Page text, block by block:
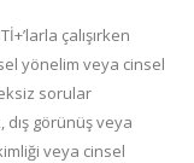
çalışırken
yönelim veya cinsel
sorular
görünüş veya
veya cinsel